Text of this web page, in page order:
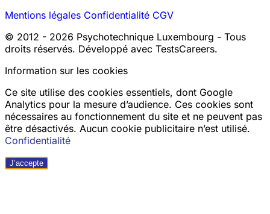
Mentions légales Confidentialité CGV
© 2012 - 2026 Psychotechnique Luxembourg - Tous
droits réservés. Développé avec TestsCareers.
Information sur les cookies
Ce site utilise des cookies essentiels, dont Google
Analytics pour la mesure d’audience. Ces cookies sont
nécessaires au fonctionnement du site et ne peuvent pas
être désactivés. Aucun cookie publicitaire n’est utilisé.
Confidentialité
J’accepte